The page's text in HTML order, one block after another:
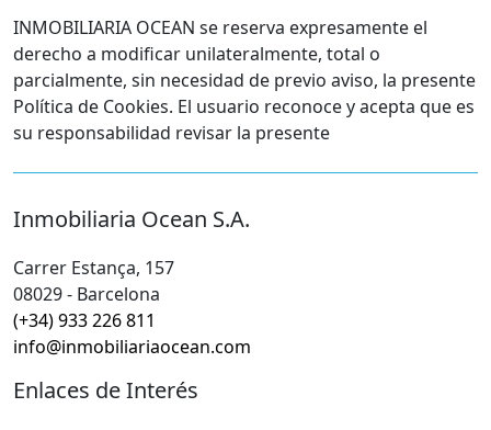
INMOBILIARIA OCEAN se reserva expresamente el
derecho a modificar unilateralmente, total o
parcialmente, sin necesidad de previo aviso, la presente
Política de Cookies. El usuario reconoce y acepta que es
su responsabilidad revisar la presente
Inmobiliaria Ocean S.A.
Carrer Estança, 157
08029 - Barcelona
(+34) 933 226 811
info@inmobiliariaocean.com
Enlaces de Interés